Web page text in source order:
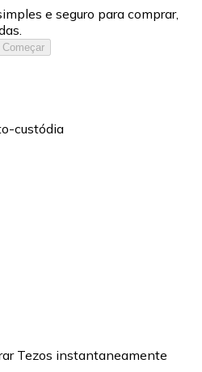
e seguro para comprar,
Começar
custódia
Tezos instantaneamente